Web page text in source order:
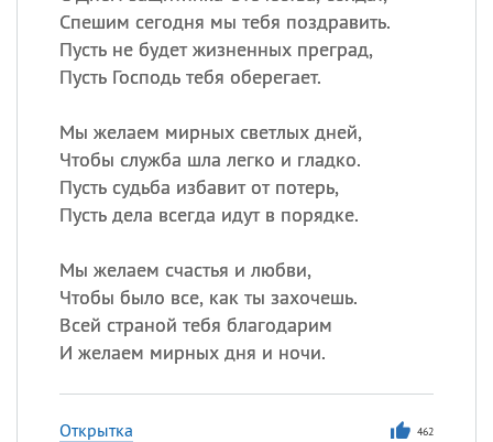
Спешим сегодня мы тебя поздравить.
Пусть не будет жизненных преград,
Пусть Господь тебя оберегает.
Мы желаем мирных светлых дней,
Чтобы служба шла легко и гладко.
Пусть судьба избавит от потерь,
Пусть дела всегда идут в порядке.
Мы желаем счастья и любви,
Чтобы было все, как ты захочешь.
Всей страной тебя благодарим
И желаем мирных дня и ночи.
Открытка 462